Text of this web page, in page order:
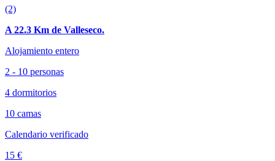
(2)
A 22.3 Km de Valleseco.
Alojamiento entero
2 - 10 personas
4 dormitorios
10 camas
Calendario verificado
15 €